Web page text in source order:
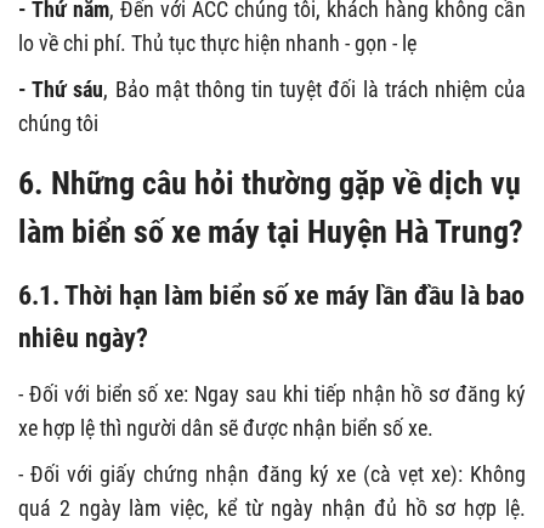
- Thứ năm, Đến với ACC chúng tôi, khách hàng không cần
lo về chi phí. Thủ tục thực hiện nhanh - gọn - lẹ
- Thứ sáu, Bảo mật thông tin tuyệt đối là trách nhiệm của
chúng tôi
6. Những câu hỏi thường gặp về dịch vụ
làm biển số xe máy tại Huyện Hà Trung?
6.1. Thời hạn làm biển số xe máy lần đầu là bao
nhiêu ngày?
- Đối với biển số xe: Ngay sau khi tiếp nhận hồ sơ đăng ký
xe hợp lệ thì người dân sẽ được nhận biển số xe.
- Đối với giấy chứng nhận đăng ký xe (cà vẹt xe): Không
quá 2 ngày làm việc, kể từ ngày nhận đủ hồ sơ hợp lệ.